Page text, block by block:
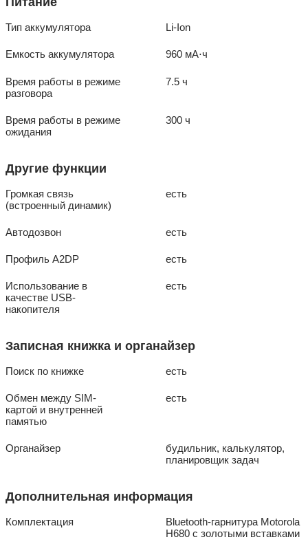
Тип аккумулятора Li-Ion
Емкость аккумулятора 960 мА⋅ч
Время работы в режиме
разговора
7.5 ч
Время работы в режиме
ожидания
300 ч
Другие функции
Громкая связь
(встроенный динамик)
есть
Автодозвон есть
Профиль A2DP есть
Использование в
качестве USB-
накопителя
есть
Записная книжка и органайзер
Поиск по книжке есть
Обмен между SIM-
картой и внутренней
памятью
есть
Органайзер
будильник, калькулятор,
планировщик задач
Дополнительная информация
Комплектация
Bluetooth-гарнитура Motorola
H680 с золотыми вставками